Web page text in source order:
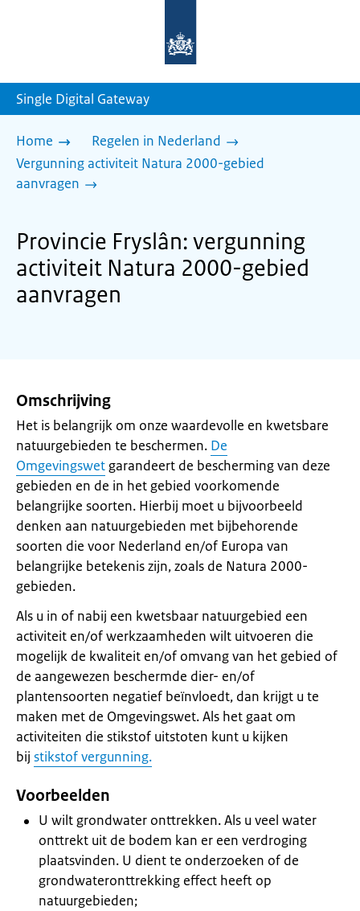
homepage
Single Digital Gateway
Home
Regelen in Nederland
Vergunning activiteit Natura 2000-gebied
aanvragen
Provincie Fryslân: vergunning
activiteit Natura 2000-gebied
aanvragen
Omschrijving
Het is belangrijk om onze waardevolle en kwetsbare
natuurgebieden te beschermen. De
Omgevingswet garandeert de bescherming van deze
gebieden en de in het gebied voorkomende
belangrijke soorten. Hierbij moet u bijvoorbeeld
denken aan natuurgebieden met bijbehorende
soorten die voor Nederland en/of Europa van
belangrijke betekenis zijn, zoals de Natura 2000-
gebieden.
Als u in of nabij een kwetsbaar natuurgebied een
activiteit en/of werkzaamheden wilt uitvoeren die
mogelijk de kwaliteit en/of omvang van het gebied of
de aangewezen beschermde dier- en/of
plantensoorten negatief beïnvloedt, dan krijgt u te
maken met de Omgevingswet. Als het gaat om
activiteiten die stikstof uitstoten kunt u kijken
bij stikstof vergunning.
Voorbeelden
U wilt grondwater onttrekken. Als u veel water
onttrekt uit de bodem kan er een verdroging
plaatsvinden. U dient te onderzoeken of de
grondwateronttrekking effect heeft op
natuurgebieden;